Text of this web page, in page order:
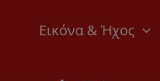
Εικόνα & Ήχος